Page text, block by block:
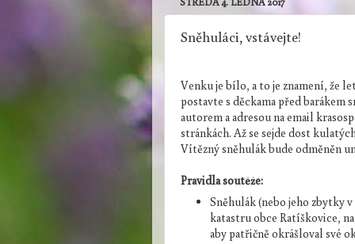
Sněhuláci, vstávejte!
Venku je bílo, a to je znamení, že
postavte s děckama před barákem
autorem a adresou na email
stránkách. Až se sejde dost
Vítězný sněhulák bude odměněn
Pravidla soutěže:
Sněhulák (nebo jeho zbytky
katastru obce Ratíškovice,
aby patřičně okrášloval své